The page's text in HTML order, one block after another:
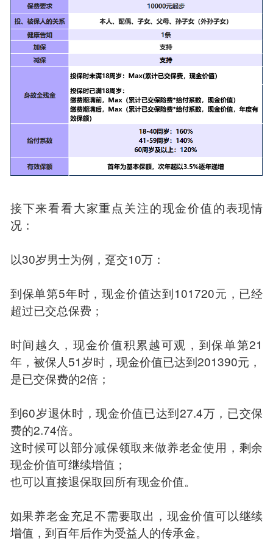
接下来看看大家重点关注的现金价值的表现情
况：
以30岁男士为例，趸交10万：
到保单第5年时，现金价值达到101720元，已经
超过已交总保费；
时间越久，现金价值积累越可观，到保单第21
年，被保人51岁时，现金价值已达到201390元，
是已交保费的2倍；
到60岁退休时，现金价值已达到27.4万，已交保
费的2.74倍。
这时候可以部分减保领取来做养老金使用，剩余
现金价值可继续增值；
也可以直接退保取回所有现金价值。
如果养老金充足不需要取出，现金价值可以继续
增值，到百年后作为受益人的传承金。